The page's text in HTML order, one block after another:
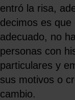
entró la risa,
decimos es que
adecuado, no
personas con
particulares y
sus motivos o
cambio.